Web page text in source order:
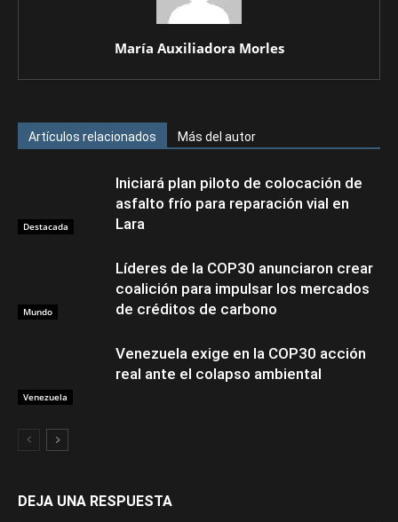
María Auxiliadora Morles
Artículos relacionados Más del autor
Destacada
Iniciará plan piloto de colocación de
asfalto frío para reparación vial en
Lara
Mundo
Líderes de la COP30 anunciaron crear
coalición para impulsar los mercados
de créditos de carbono
Venezuela
Venezuela exige en la COP30 acción
real ante el colapso ambiental
DEJA UNA RESPUESTA